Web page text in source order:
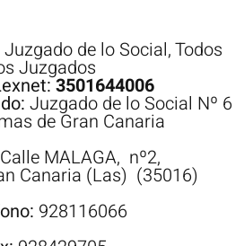
Juzgado de lo Social,Todos
Juzgados
3501644006
Juzgado de lo Social Nº 6
de Gran Canaria
Calle MALAGA, nº2,
Canaria (Las) (35016)
928116066